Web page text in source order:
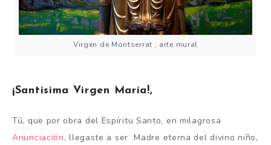
Virgen de Montserrat , arte mural
¡Santísima Virgen María!,
Tú, que por obra del Espíritu Santo, en milagrosa
Anunciación, llegaste a ser Madre eterna del divino niño,